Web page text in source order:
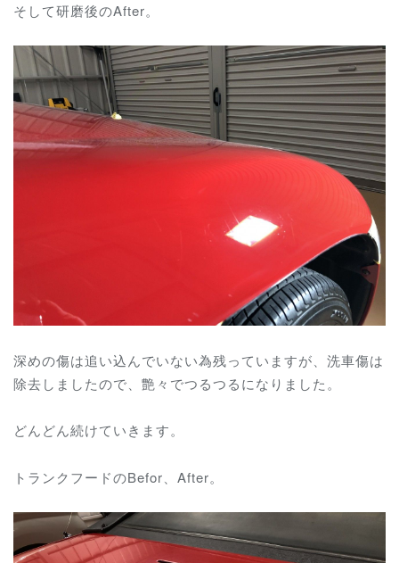
そして研磨後のAfter。
深めの傷は追い込んでいない為残っていますが、洗車傷は
除去しましたので、艶々でつるつるになりました。
どんどん続けていきます。
トランクフードのBefor、After。